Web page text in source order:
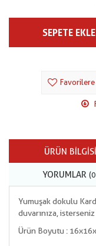
SEPETE EKLE
ÜRÜN BILGISI
YORUMLAR
Yumuşak dokulu
duvarınıza,
Ürün Boyutu :